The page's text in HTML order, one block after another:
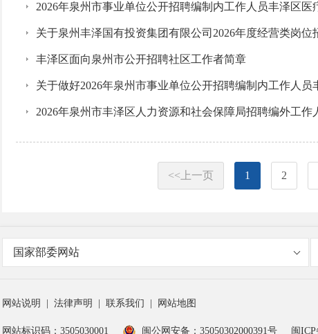
2026年泉州市事业单位公开招聘编制内工作人员丰泽区
关于泉州丰泽国有投资集团有限公司2026年度经营类岗
丰泽区面向泉州市公开招聘社区工作者简章
关于做好2026年泉州市事业单位公开招聘编制内工作人
2026年泉州市丰泽区人力资源和社会保障局招聘编外工作
<<上一页 1 2
国家部委网站
网站说明 法律声明 联系我们 网站地图
网站标识码：3505030001 闽公网安备：35050302000391号 闽ICP